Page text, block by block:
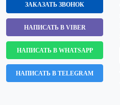
ЗАКАЗАТЬ ЗВОНОК
НАПИСАТЬ В VIBER
НАПИСАТЬ В WHATSAPP
НАПИСАТЬ В TELEGRAM